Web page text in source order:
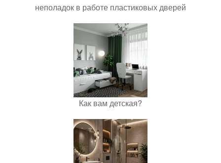
неполадок в работе пластиковых дверей
Как вам детская?